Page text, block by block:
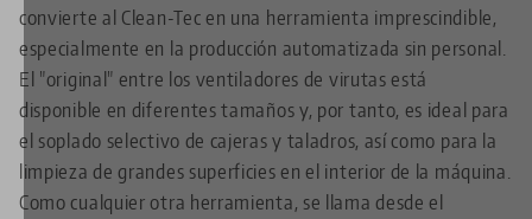
convierte al Clean-Tec en una herramienta imprescindible,
especialmente en la producción automatizada sin personal.
El "original" entre los ventiladores de virutas está
disponible en diferentes tamaños y, por tanto, es ideal para
el soplado selectivo de cajeras y taladros, así como para la
limpieza de grandes superficies en el interior de la máquina.
Como cualquier otra herramienta, se llama desde el